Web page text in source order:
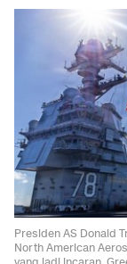
Presiden AS Donald
North American